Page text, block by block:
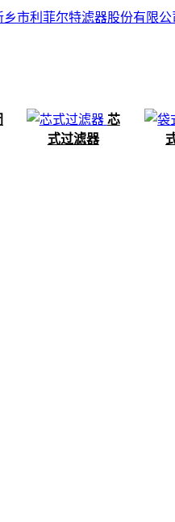
芯
式过滤器